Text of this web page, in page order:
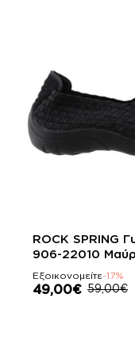
-17%
ROCK SPRING
906-22010
Εξοικονομείτε-17%
49,00€ 59,00€